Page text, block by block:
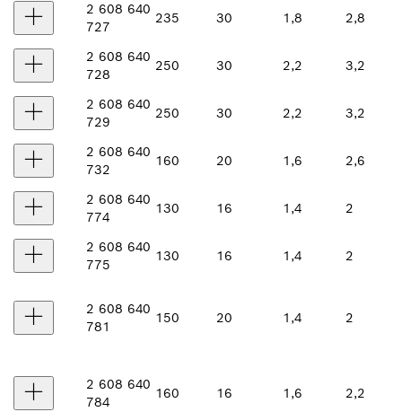
2 608 640
727
235 30 1,8 2,8
2 608 640
728
250 30 2,2 3,2
2 608 640
729
250 30 2,2 3,2
2 608 640
732
160 20 1,6 2,6
2 608 640
774
130 16 1,4 2
2 608 640
775
130 16 1,4 2
2 608 640
781
150 20 1,4 2
2 608 640
784
160 16 1,6 2,2